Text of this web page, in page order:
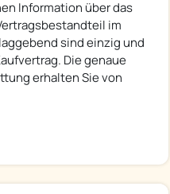
Information über das
im
sind einzig und
Die genaue
erhalten Sie von